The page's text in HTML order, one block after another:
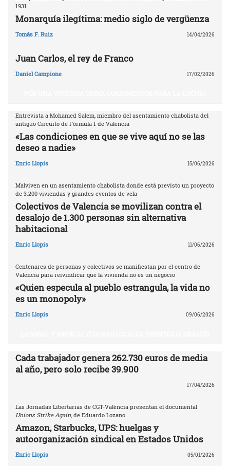
1931
Monarquía ilegítima: medio siglo de vergüenza
Tomás F. Ruiz 14/04/2026
Juan Carlos, el rey de Franco
Daniel Campione 17/02/2026
Entrevista a Mohamed Salem, miembro del asentamiento chabolista del
antiguo Circuito de Fórmula 1 de Valencia
«Las condiciones en que se vive aquí no se las
deseo a nadie»
Enric Llopis 15/06/2026
Malviven en un asentamiento chabolista donde está previsto un proyecto
de 3.200 viviendas y grandes eventos de vela
Colectivos de Valencia se movilizan contra el
desalojo de 1.300 personas sin alternativa
habitacional
Enric Llopis 11/06/2026
Centenares de personas y colectivos se manifiestan por el centro de
Valencia para reivindicar que la vivienda no es un negocio
«Quien especula al pueblo estrangula, la vida no
es un monopoly»
Enric Llopis 09/06/2026
Cada trabajador genera 262.730 euros de media
al año, pero solo recibe 39.900
17/04/2026
Las Jornadas Libertarias de CGT-València presentan el documental
Unions Strike Again, de Eduardo Lozano
Amazon, Starbucks, UPS: huelgas y
autoorganización sindical en Estados Unidos
Enric Llopis 05/01/2026